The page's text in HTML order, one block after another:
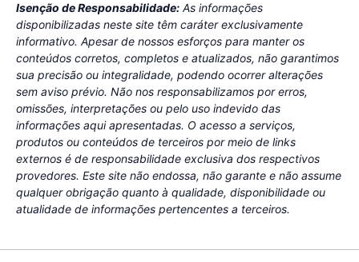
Isenção de Responsabilidade: As informações
disponibilizadas neste site têm caráter exclusivamente
informativo. Apesar de nossos esforços para manter os
conteúdos corretos, completos e atualizados, não garantimos
sua precisão ou integralidade, podendo ocorrer alterações
sem aviso prévio. Não nos responsabilizamos por erros,
omissões, interpretações ou pelo uso indevido das
informações aqui apresentadas. O acesso a serviços,
produtos ou conteúdos de terceiros por meio de links
externos é de responsabilidade exclusiva dos respectivos
provedores. Este site não endossa, não garante e não assume
qualquer obrigação quanto à qualidade, disponibilidade ou
atualidade de informações pertencentes a terceiros.